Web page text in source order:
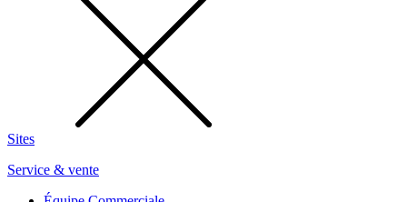
Sites
Service & vente